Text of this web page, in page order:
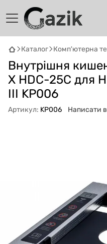
Каталог Комп'ютерна
Внутрішня
X HDC-25C для
III KP006
Артикул: KP006 Написати
Онлайн · пошук техніки
Привіт! 👋 Я Gazik
Що шукаєш?